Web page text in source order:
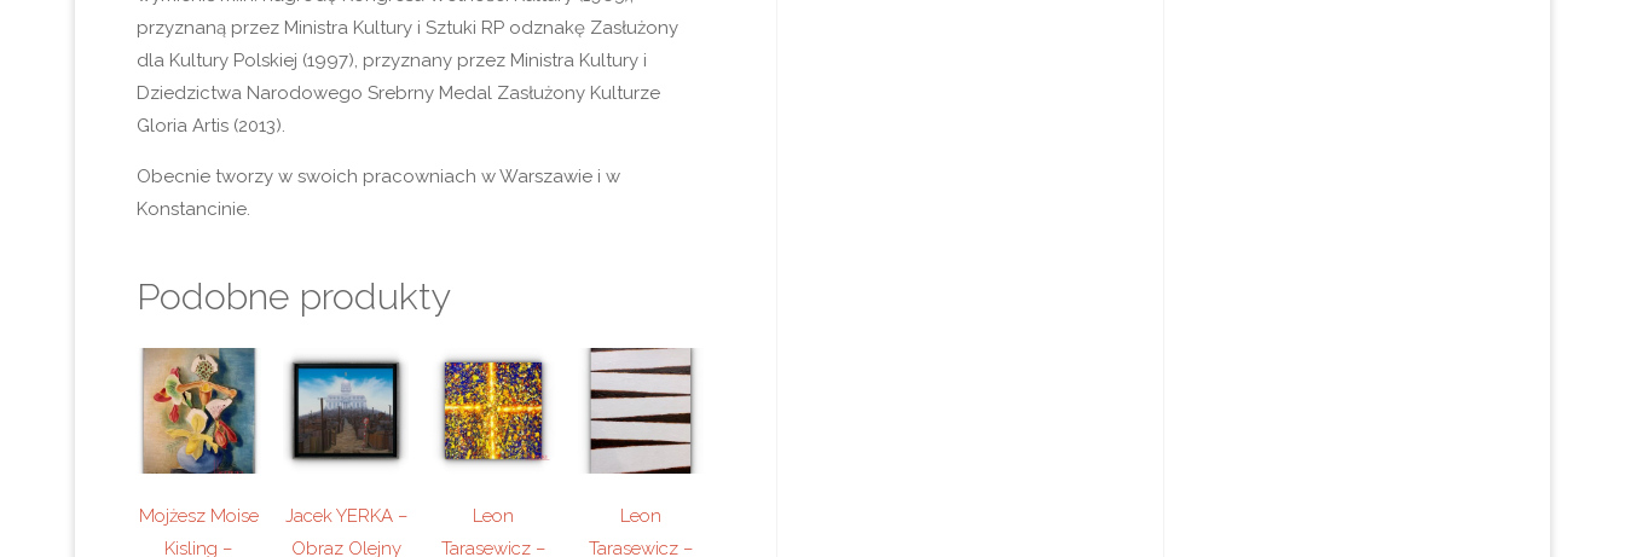
przyznaną przez Ministra Kultury i Sztuki RP odznakę Zasłużony
dla Kultury Polskiej (1997), przyznany przez Ministra Kultury i
Dziedzictwa Narodowego Srebrny Medal Zasłużony Kulturze
Gloria Artis (2013).
Obecnie tworzy w swoich pracowniach w Warszawie i w
Konstancinie.
Podobne produkty
Mojżesz Moise
Kisling –
Jacek YERKA –
Obraz Olejny
Leon
Tarasewicz –
Leon
Tarasewicz –